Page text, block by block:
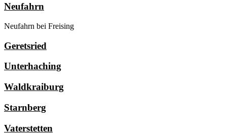
Neufahrn
Neufahrn bei Freising
Geretsried
Unterhaching
Waldkraiburg
Starnberg
Vaterstetten